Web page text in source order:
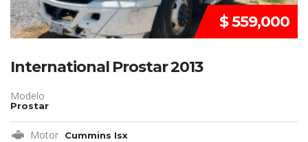
$ 559,000
International Prostar 2013
Modelo
Prostar
Motor Cummins Isx